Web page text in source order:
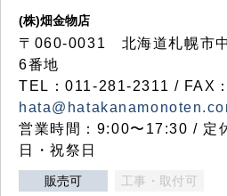
(株)畑金物店
〒060-0031 北海道札幌市
6番地
TEL：011-281-2311 / FAX
営業時間：9:00〜17:30 / 定
日・祝祭日
販売可 工事・取付可